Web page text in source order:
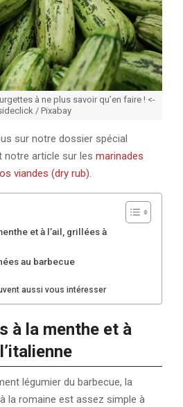
à ne plus savoir qu’en faire ! <-
/ Pixabay
sur notre dossier spécial
notre article sur les marinades
viandes (dry rub).
et à l’ail, grillées à
au barbecue
aussi vous intéresser
à la menthe et à
légumier du barbecue, la
la romaine est assez simple à